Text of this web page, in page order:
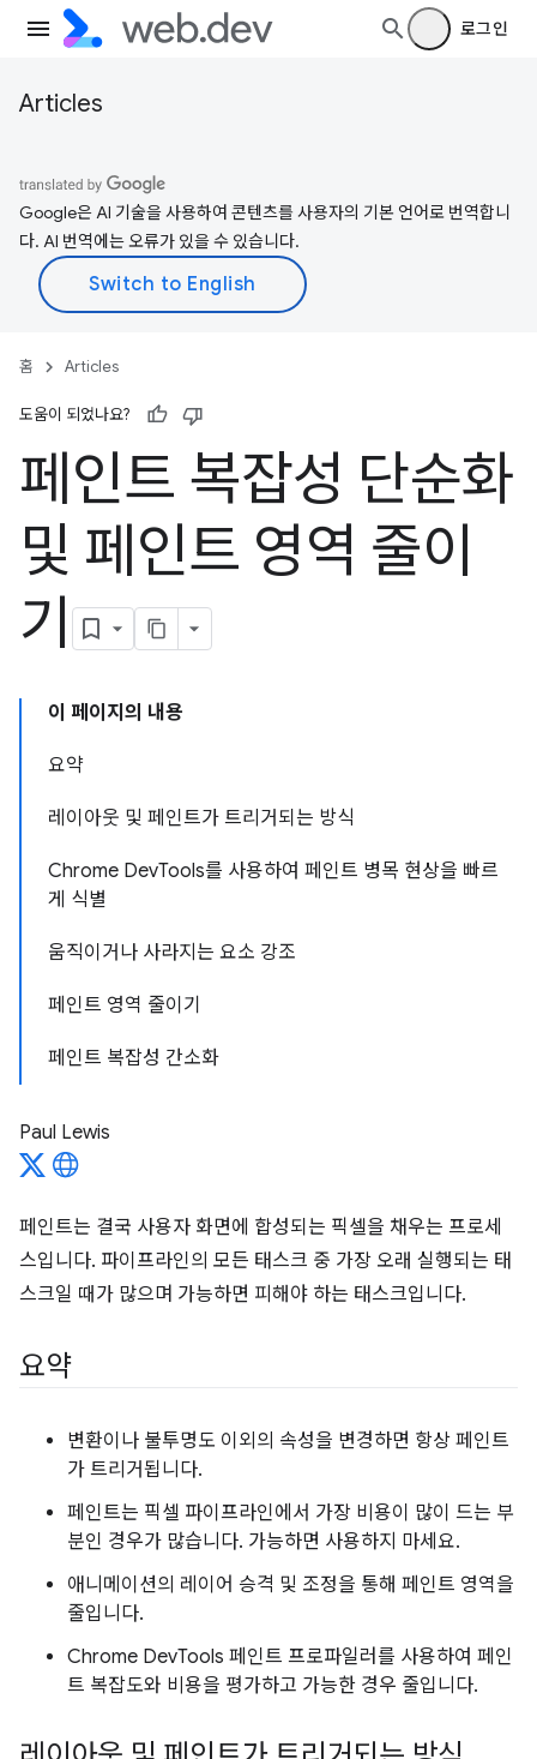
로그인
Articles
Google은 AI 기술을 사용하여 콘텐츠를 사용자의 기본 언어로 번역합니
다. AI 번역에는 오류가 있을 수 있습니다.
홈 Articles
도움이 되었나요?
페인트 복잡성 단순화
및 페인트 영역 줄이
기
이 페이지의 내용
요약
레이아웃 및 페인트가 트리거되는 방식
Chrome DevTools를 사용하여 페인트 병목 현상을 빠르
게 식별
움직이거나 사라지는 요소 강조
페인트 영역 줄이기
페인트 복잡성 간소화
Paul Lewis
페인트는 결국 사용자 화면에 합성되는 픽셀을 채우는 프로세
스입니다. 파이프라인의 모든 태스크 중 가장 오래 실행되는 태
스크일 때가 많으며 가능하면 피해야 하는 태스크입니다.
요약
변환이나 불투명도 이외의 속성을 변경하면 항상 페인트
가 트리거됩니다.
페인트는 픽셀 파이프라인에서 가장 비용이 많이 드는 부
분인 경우가 많습니다. 가능하면 사용하지 마세요.
애니메이션의 레이어 승격 및 조정을 통해 페인트 영역을
줄입니다.
Chrome DevTools 페인트 프로파일러를 사용하여 페인
트 복잡도와 비용을 평가하고 가능한 경우 줄입니다.